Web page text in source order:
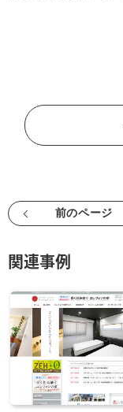
前のページ
関連事例